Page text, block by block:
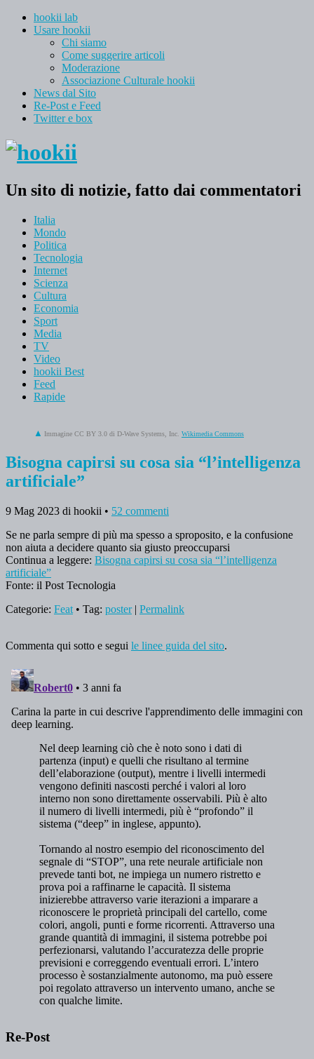
hookii lab
Usare hookii
Chi siamo
Come suggerire articoli
Moderazione
Associazione Culturale hookii
News dal Sito
Re-Post e Feed
Twitter e box
Un sito di notizie, fatto dai commentatori
Italia
Mondo
Politica
Tecnologia
Internet
Scienza
Cultura
Economia
Sport
Media
TV
Video
hookii Best
Feed
Rapide
Immagine CC BY 3.0 di D-Wave Systems, Inc. Wikimedia Commons
Bisogna capirsi su cosa sia “l’intelligenza
artificiale”
9 Mag 2023 di hookii • 52 commenti
Se ne parla sempre di più ma spesso a sproposito, e la confusione
non aiuta a decidere quanto sia giusto preoccuparsi
Continua a leggere: Bisogna capirsi su cosa sia “l’intelligenza
artificiale”
Fonte: il Post Tecnologia
Categorie: Feat • Tag: poster| Permalink
Commenta qui sotto e segui le linee guida del sito.
Re-Post